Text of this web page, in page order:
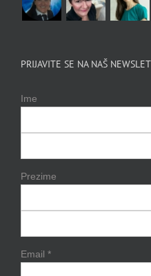
PRIJAVITE SE NA NAŠ
Ime
Prezime
Email *